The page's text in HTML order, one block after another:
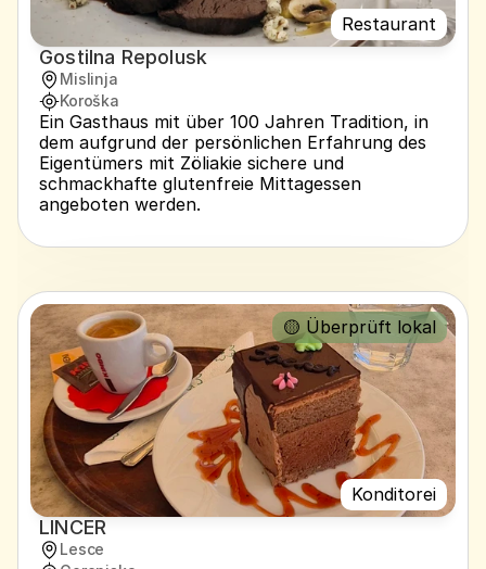
Restaurant
Gostilna Repolusk
Mislinja
Koroška
Ein Gasthaus mit über 100 Jahren Tradition, in
dem aufgrund der persönlichen Erfahrung des
Eigentümers mit Zöliakie sichere und
schmackhafte glutenfreie Mittagessen
angeboten werden.
Konditorei
🟡 Überprüft lokal
LINCER
Lesce